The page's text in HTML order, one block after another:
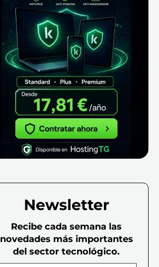
Newsletter
Recibe cada semana las
novedades más importantes
del sector tecnológico.